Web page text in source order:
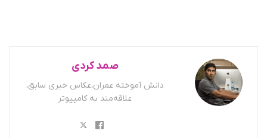
صمد کردی
دانش آموخته عمران،عکاس خبری سابق،
علاقه‌مند به کامپیوتر